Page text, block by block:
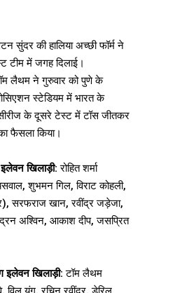
सुंदर की हालिया अच्छी फॉर्म ने
टीम में जगह दिलाई।
लैथम ने गुरुवार को पुणे के
स्टेडियम में भारत के
के दूसरे टेस्ट में टॉस जीतकर
फैसला किया।
खिलाड़ी: रोहित शर्मा
शुभमन गिल, विराट कोहली,
सरफराज खान, रवींद्र जड़ेजा,
अश्विन, आकाश दीप, जसप्रित
इलेवन खिलाड़ी:टॉम लैथम